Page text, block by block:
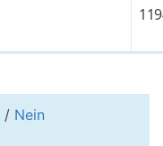
/ Nein